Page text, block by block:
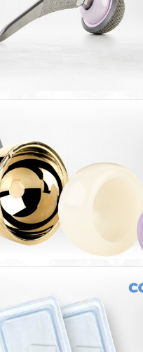
estéril y absorbible,
para uso ...
recto FIN SHORT ofrece
alternativa a las ...
Double
SYSTEM Double Mobility,